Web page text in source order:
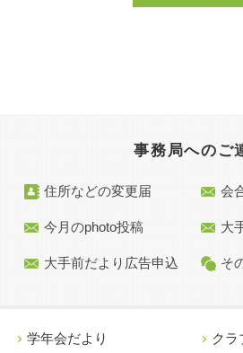
事務局へのご
住所などの変更届 会
今月のphoto投稿 大
大手前だより広告申込 そ
学年会だより クラ